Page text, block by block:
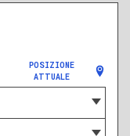
POSIZIONE
ATTUALE